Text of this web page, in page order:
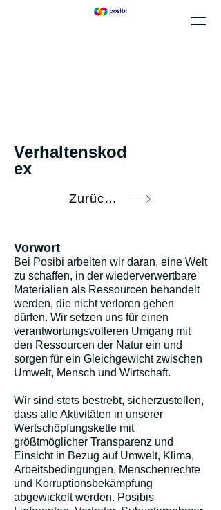
Verhaltenskod
ex
Zurück zum Rechtlichen Portal
Vorwort
Bei Posibi arbeiten wir daran, eine Welt
zu schaffen, in der wiederverwertbare
Materialien als Ressourcen behandelt
werden, die nicht verloren gehen
dürfen. Wir setzen uns für einen
verantwortungsvolleren Umgang mit
den Ressourcen der Natur ein und
sorgen für ein Gleichgewicht zwischen
Umwelt, Mensch und Wirtschaft.
Wir sind stets bestrebt, sicherzustellen,
dass alle Aktivitäten in unserer
Wertschöpfungskette mit
größtmöglicher Transparenz und
Einsicht in Bezug auf Umwelt, Klima,
Arbeitsbedingungen, Menschenrechte
und Korruptionsbekämpfung
abgewickelt werden. Posibis